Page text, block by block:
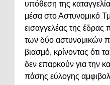
υπόθεση της
μέσα στο Αστυνομικό
εισαγγελέας της έδρας
των δύο αστυνομικών
βιασμό, κρίνοντας ότι
δεν επαρκούν για την
πάσης εύλογης